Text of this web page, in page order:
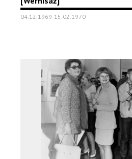
04.12.1969-15.02.1970